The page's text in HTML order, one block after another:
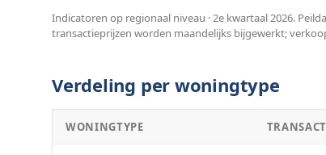
Indicatoren op regionaal niveau · 2e kwartaal 2026.
transactieprijzen worden maandelijks bijgewerkt;
Verdeling per woningtype
WONINGTYPE